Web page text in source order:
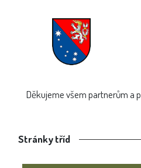
Děkujeme všem partnerům a
Stránky tříd